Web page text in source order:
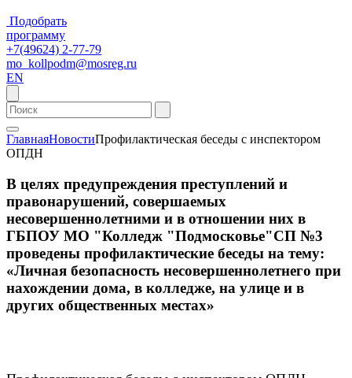
Подобрать
программу
+7(49624) 2-77-79
mo_kollpodm@mosreg.ru
EN
ГлавнаяНовостиПрофилактическая беседы с инспектором
ОПДН
В целях предупреждения преступлений и
правонарушений, совершаемых
несовершеннолетними и в отношении них в
ГБПОУ МО "Колледж "Подмосковье"СП №3
проведены профилактические беседы на тему:
«Личная безопасность несовершеннолетнего при
нахождении дома, в колледже, на улице и в
других общественных местах»